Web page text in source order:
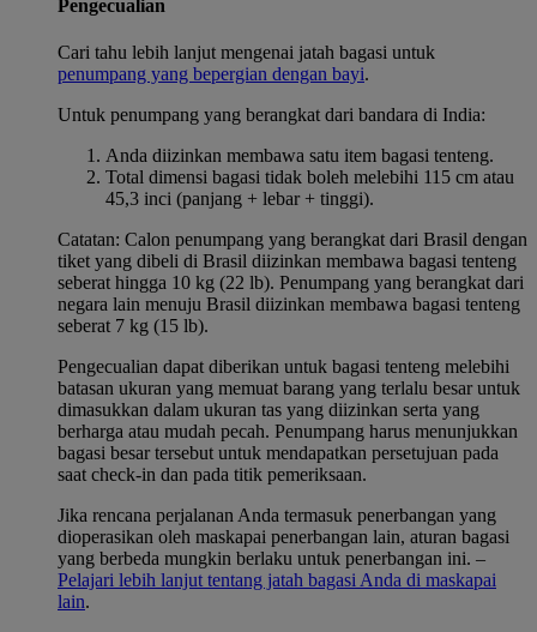
Pengecualian
Cari tahu lebih lanjut mengenai jatah bagasi untuk
penumpang yang bepergian dengan bayi.
Untuk penumpang yang berangkat dari bandara di India:
Anda diizinkan membawa satu item bagasi tenteng.
Total dimensi bagasi tidak boleh melebihi 115 cm atau
45,3 inci (panjang + lebar + tinggi).
Catatan: Calon penumpang yang berangkat dari Brasil dengan
tiket yang dibeli di Brasil diizinkan membawa bagasi tenteng
seberat hingga 10 kg (22 lb). Penumpang yang berangkat dari
negara lain menuju Brasil diizinkan membawa bagasi tenteng
seberat 7 kg (15 lb).
Pengecualian dapat diberikan untuk bagasi tenteng melebihi
batasan ukuran yang memuat barang yang terlalu besar untuk
dimasukkan dalam ukuran tas yang diizinkan serta yang
berharga atau mudah pecah. Penumpang harus menunjukkan
bagasi besar tersebut untuk mendapatkan persetujuan pada
saat check-in dan pada titik pemeriksaan.
Jika rencana perjalanan Anda termasuk penerbangan yang
dioperasikan oleh maskapai penerbangan lain, aturan bagasi
yang berbeda mungkin berlaku untuk penerbangan ini. –
Pelajari lebih lanjut tentang jatah bagasi Anda di maskapai
lain.